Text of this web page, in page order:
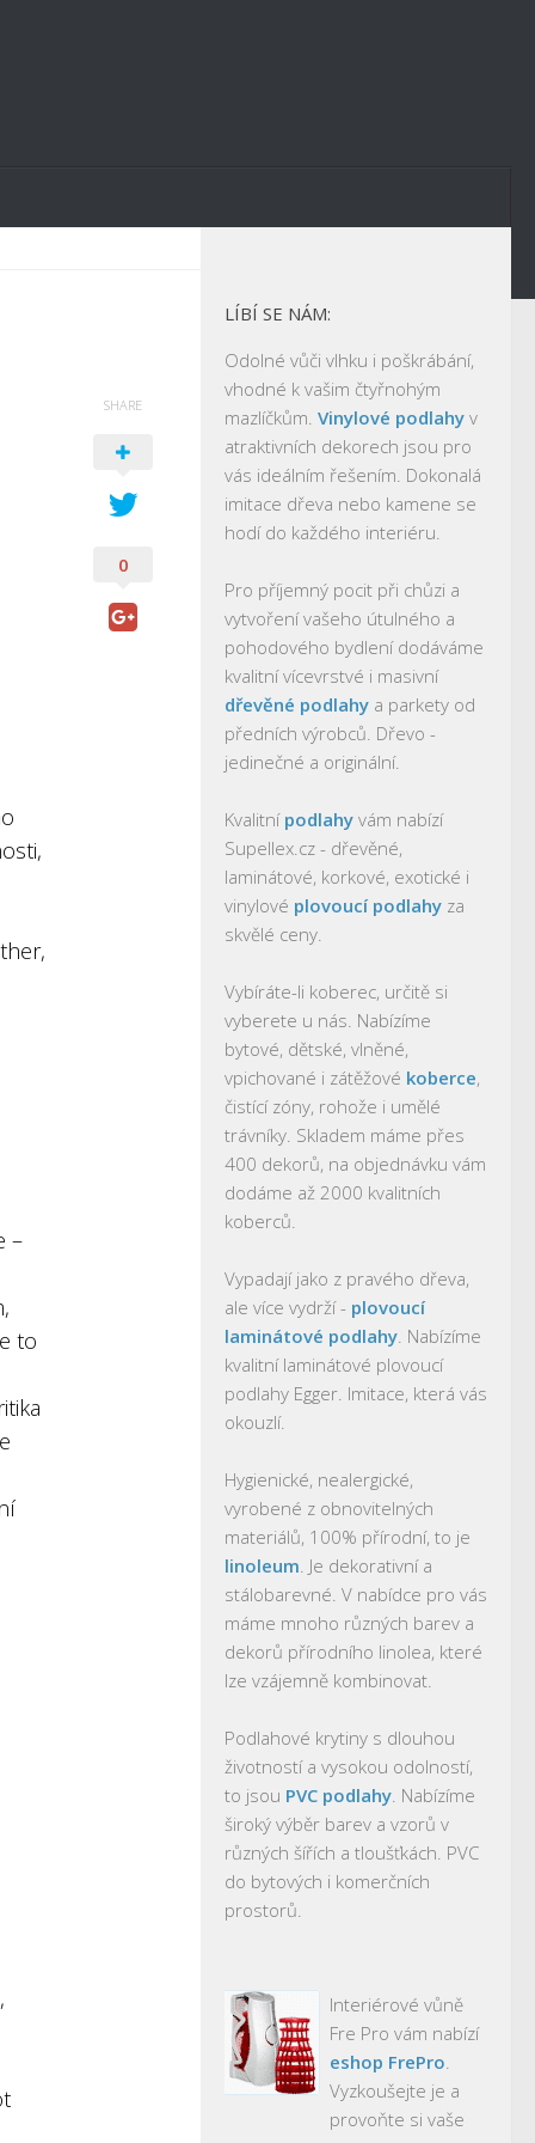
–
to
SHARE
0
LÍBÍ SE NÁM:
Odolné vůči vlhku i poškrábání,
vhodné k vašim čtyřnohým
mazlíčkům. Vinylové podlahy v
atraktivních dekorech jsou pro
vás ideálním řešením. Dokonalá
imitace dřeva nebo kamene se
hodí do každého interiéru.
Pro příjemný pocit při chůzi a
vytvoření vašeho útulného a
pohodového bydlení dodáváme
kvalitní vícevrstvé i masivní
dřevěné podlahy a parkety od
předních výrobců. Dřevo -
jedinečné a originální.
Kvalitní podlahy vám nabízí
Supellex.cz - dřevěné,
laminátové, korkové, exotické i
vinylové plovoucí podlahy za
skvělé ceny.
Vybíráte-li koberec, určitě si
vyberete u nás. Nabízíme
bytové, dětské, vlněné,
vpichované i zátěžové koberce,
čistící zóny, rohože i umělé
trávníky. Skladem máme přes
400 dekorů, na objednávku vám
dodáme až 2000 kvalitních
koberců.
Vypadají jako z pravého dřeva,
ale více vydrží - plovoucí
laminátové podlahy. Nabízíme
kvalitní laminátové plovoucí
podlahy Egger. Imitace, která vás
okouzlí.
Hygienické, nealergické,
vyrobené z obnovitelných
materiálů, 100% přírodní, to je
linoleum. Je dekorativní a
stálobarevné. V nabídce pro vás
máme mnoho různých barev a
dekorů přírodního linolea, které
lze vzájemně kombinovat.
Podlahové krytiny s dlouhou
životností a vysokou odolností,
to jsou PVC podlahy. Nabízíme
široký výběr barev a vzorů v
různých šířích a tloušťkách. PVC
do bytových i komerčních
prostorů.
Interiérové vůně
Fre Pro vám nabízí
eshop FrePro.
Vyzkoušejte je a
provoňte si vaše